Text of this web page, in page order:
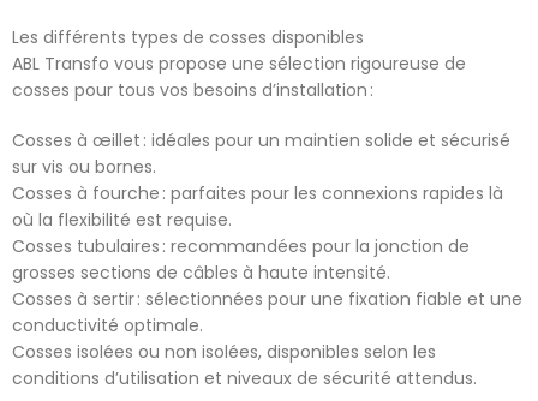
Les différents types de cosses disponibles
ABL Transfo vous propose une sélection rigoureuse de
cosses pour tous vos besoins d’installation :
Cosses à œillet : idéales pour un maintien solide et sécurisé
sur vis ou bornes.
Cosses à fourche : parfaites pour les connexions rapides là
où la flexibilité est requise.
Cosses tubulaires : recommandées pour la jonction de
grosses sections de câbles à haute intensité.
Cosses à sertir : sélectionnées pour une fixation fiable et une
conductivité optimale.
Cosses isolées ou non isolées, disponibles selon les
conditions d’utilisation et niveaux de sécurité attendus.